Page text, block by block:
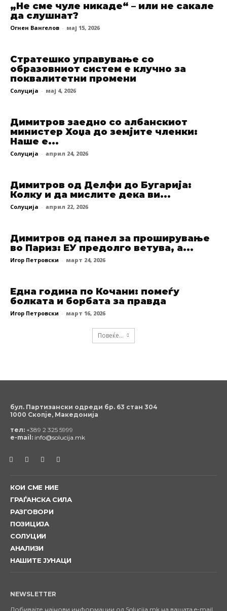
„Не сме чуле никаде“ – или не сакале
да слушнат?
Огнен Вангелов - мај 15, 2026
Стратешко управување со
образовниот систем е клучно за
поквалитетни промени
Солуција - мај 4, 2026
Димитров заедно со албанскиот
министер Хоџа до земјите членки:
Наше е...
Солуција - април 24, 2026
Димитров од Делфи до Бугарија:
Колку и да мислите дека ви...
Солуција - април 22, 2026
Димитров од панел за проширување
во Париз: ЕУ предолго ветува, а...
Игор Петровски - март 24, 2026
Една година по Кочани: помеѓу
болката и борбата за правда
Игор Петровски - март 16, 2026
Повеќе...
бул. Партизански одреди бр. 63 стан 304
1000 Скопје, Македонија
тел: +389 2 325 5999
e-mail: info@solucija.mk
КОИ СМЕ НИЕ
ГРАЃАНСКА СИЛА
РАЗГОВОРИ
ПОЗИЦИЈА
СОЛУЦИИ
АНАЛИЗИ
НАШИТЕ ЈУНАЦИ
NEWSLETTER
Добивајте најнови информации од Solucija.mk на вашата e-mail